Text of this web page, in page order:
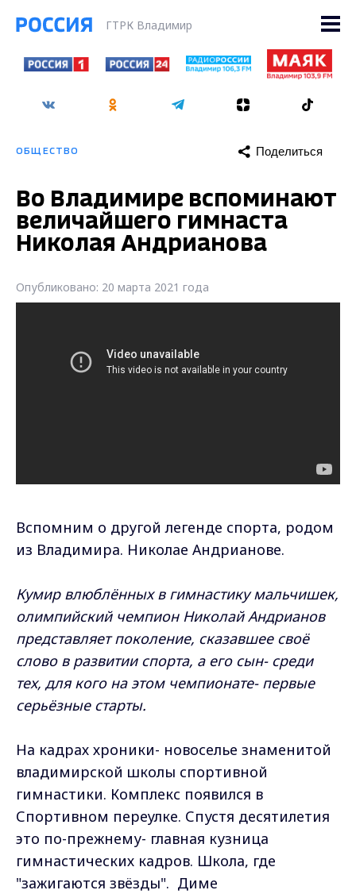
ГТРК Владимир
ОБЩЕСТВО Поделиться
Во Владимире вспоминают
величайшего гимнаста
Николая Андрианова
Опубликовано: 20 марта 2021 года
Вспомним о другой легенде спорта, родом
из Владимира. Николае Андрианове.
Кумир влюблённых в гимнастику мальчишек,
олимпийский чемпион Николай Андрианов
представляет поколение, сказавшее своё
слово в развитии спорта, а его сын- среди
тех, для кого на этом чемпионате- первые
серьёзные старты.
На кадрах хроники- новоселье знаменитой
владимирской школы спортивной
гимнастики. Комплекс появился в
Спортивном переулке. Спустя десятилетия
это по-прежнему- главная кузница
гимнастических кадров. Школа, где
"зажигаются звёзды". Диме